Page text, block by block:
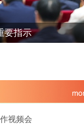
要指示
视频会